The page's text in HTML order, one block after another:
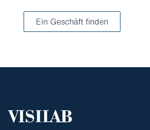
Ein Geschäft finden